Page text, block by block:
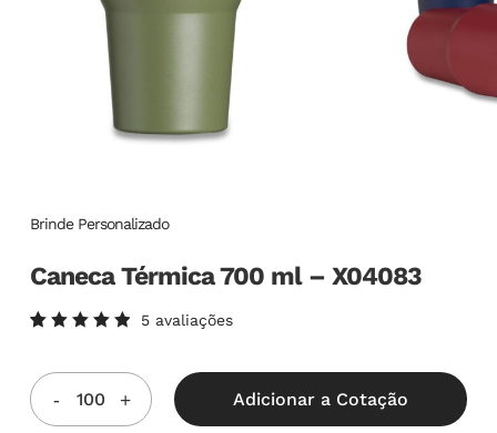
Brinde Personalizado
Caneca Térmica 700 ml – X04083
5.00de
5, com
baseado
em
5avaliações
Adicionar a Cotação